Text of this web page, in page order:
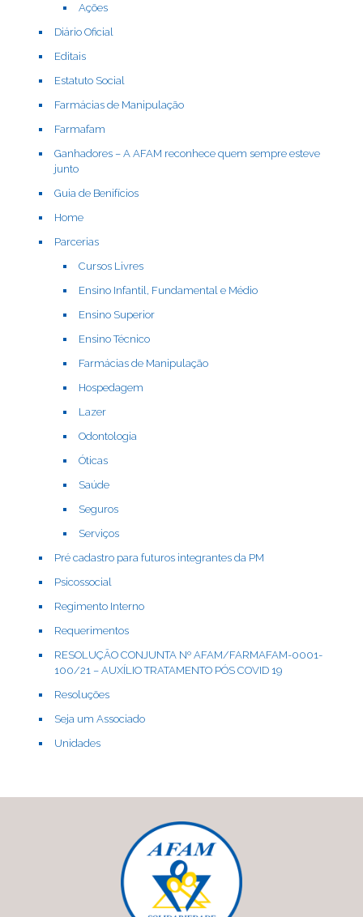
Ações
Diário Oficial
Editais
Estatuto Social
Farmácias de Manipulação
Farmafam
Ganhadores – A AFAM reconhece quem sempre esteve
junto
Guia de Benifícios
Home
Parcerias
Cursos Livres
Ensino Infantil, Fundamental e Médio
Ensino Superior
Ensino Técnico
Farmácias de Manipulação
Hospedagem
Lazer
Odontologia
Óticas
Saúde
Seguros
Serviços
Pré cadastro para futuros integrantes da PM
Psicossocial
Regimento Interno
Requerimentos
RESOLUÇÃO CONJUNTA Nº AFAM/FARMAFAM-0001-
100/21 – AUXÍLIO TRATAMENTO PÓS COVID 19
Resoluções
Seja um Associado
Unidades